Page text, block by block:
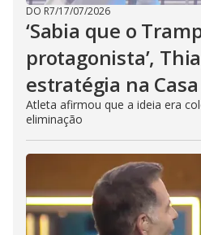
DO R7/17/07/2026
‘Sabia que o
protagonista’,
estratégia na
Atleta afirmou que a ideia era
eliminação